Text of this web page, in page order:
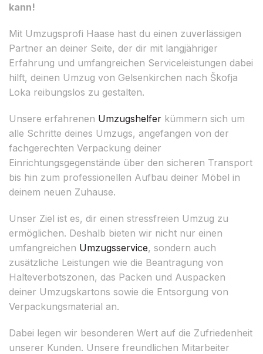
kann!
Mit Umzugsprofi Haase hast du einen zuverlässigen
Partner an deiner Seite, der dir mit langjähriger
Erfahrung und umfangreichen Serviceleistungen dabei
hilft, deinen Umzug von Gelsenkirchen nach Škofja
Loka reibungslos zu gestalten.
Unsere erfahrenen Umzugshelfer kümmern sich um
alle Schritte deines Umzugs, angefangen von der
fachgerechten Verpackung deiner
Einrichtungsgegenstände über den sicheren Transport
bis hin zum professionellen Aufbau deiner Möbel in
deinem neuen Zuhause.
Unser Ziel ist es, dir einen stressfreien Umzug zu
ermöglichen. Deshalb bieten wir nicht nur einen
umfangreichen Umzugsservice, sondern auch
zusätzliche Leistungen wie die Beantragung von
Halteverbotszonen, das Packen und Auspacken
deiner Umzugskartons sowie die Entsorgung von
Verpackungsmaterial an.
Dabei legen wir besonderen Wert auf die Zufriedenheit
unserer Kunden. Unsere freundlichen Mitarbeiter